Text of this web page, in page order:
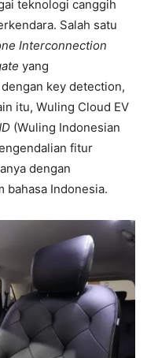
teknologi canggih
Salah satu
Interconnection
yang
key detection,
itu, Wuling Cloud EV
(Wuling Indonesian
fitur
dengan
bahasa Indonesia.